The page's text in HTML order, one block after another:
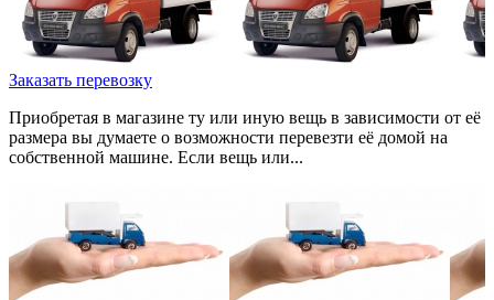
Заказать перевозку
Приобретая в магазине ту или иную вещь в зависимости от её
размера вы думаете о возможности перевезти её домой на
собственной машине. Если вещь или...